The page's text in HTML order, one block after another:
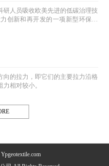
研人员吸收欧美先进的低碳治理技
创新和再开发的一项新型环保技
的拉力，即它们的主要拉力沿格
相对较小。